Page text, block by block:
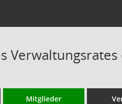
Verwaltungsrates
Mitglieder